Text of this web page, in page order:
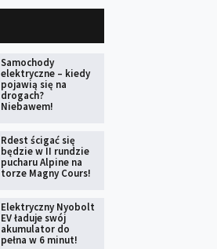
Samochody
elektryczne – kiedy
pojawią się na
drogach?
Niebawem!
Rdest ścigać się
będzie w II rundzie
pucharu Alpine na
torze Magny Cours!
Elektryczny Nyobolt
EV ładuje swój
akumulator do
pełna w 6 minut!